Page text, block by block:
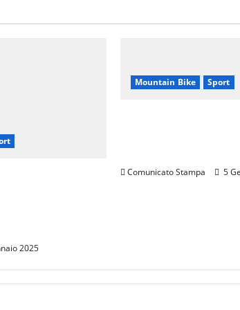
2025
Mountain Bike Sport
Comunicato Stampa 5